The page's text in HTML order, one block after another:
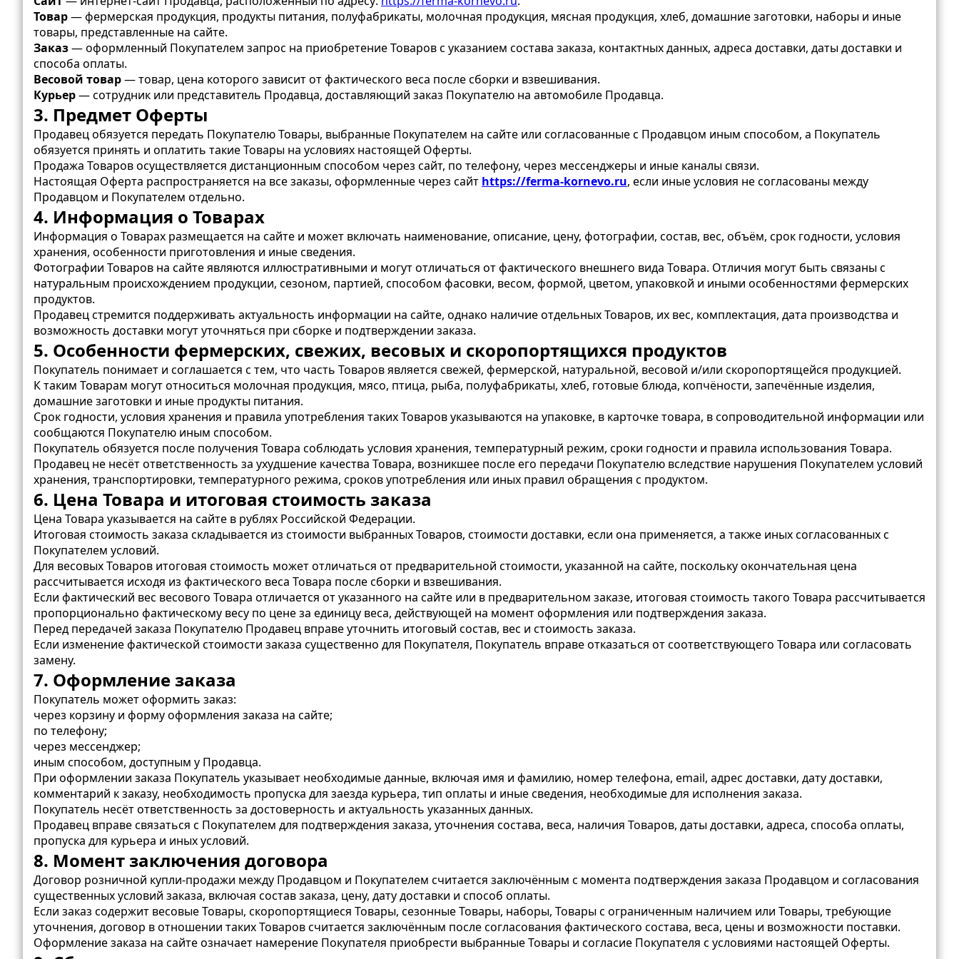
Товар— фермерская продукция, продукты питания, полуфабрикаты, молочная продукция, мясная продукция, хлеб, домашние заготовки, наборы и иные
товары, представленные на сайте.
Заказ— оформленный Покупателем запрос на приобретение Товаров с указанием состава заказа, контактных данных, адреса доставки, даты доставки и
способа оплаты.
Весовой товар— товар, цена которого зависит от фактического веса после сборки и взвешивания.
Курьер— сотрудник или представитель Продавца, доставляющий заказ Покупателю на автомобиле Продавца.
3. Предмет Оферты
Продавец обязуется передать Покупателю Товары, выбранные Покупателем на сайте или согласованные с Продавцом иным способом, а Покупатель
обязуется принять и оплатить такие Товары на условиях настоящей Оферты.
Продажа Товаров осуществляется дистанционным способом через сайт, по телефону, через мессенджеры и иные каналы связи.
Настоящая Оферта распространяется на все заказы, оформленные через сайт https://ferma-kornevo.ru, если иные условия не согласованы между
Продавцом и Покупателем отдельно.
4. Информация о Товарах
Информация о Товарах размещается на сайте и может включать наименование, описание, цену, фотографии, состав, вес, объём, срок годности, условия
хранения, особенности приготовления и иные сведения.
Фотографии Товаров на сайте являются иллюстративными и могут отличаться от фактического внешнего вида Товара. Отличия могут быть связаны с
натуральным происхождением продукции, сезоном, партией, способом фасовки, весом, формой, цветом, упаковкой и иными особенностями фермерских
продуктов.
Продавец стремится поддерживать актуальность информации на сайте, однако наличие отдельных Товаров, их вес, комплектация, дата производства и
возможность доставки могут уточняться при сборке и подтверждении заказа.
5. Особенности фермерских, свежих, весовых и скоропортящихся продуктов
Покупатель понимает и соглашается с тем, что часть Товаров является свежей, фермерской, натуральной, весовой и/или скоропортящейся продукцией.
К таким Товарам могут относиться молочная продукция, мясо, птица, рыба, полуфабрикаты, хлеб, готовые блюда, копчёности, запечённые изделия,
домашние заготовки и иные продукты питания.
Срок годности, условия хранения и правила употребления таких Товаров указываются на упаковке, в карточке товара, в сопроводительной информации или
сообщаются Покупателю иным способом.
Покупатель обязуется после получения Товара соблюдать условия хранения, температурный режим, сроки годности и правила использования Товара.
Продавец не несёт ответственность за ухудшение качества Товара, возникшее после его передачи Покупателю вследствие нарушения Покупателем условий
хранения, транспортировки, температурного режима, сроков употребления или иных правил обращения с продуктом.
6. Цена Товара и итоговая стоимость заказа
Цена Товара указывается на сайте в рублях Российской Федерации.
Итоговая стоимость заказа складывается из стоимости выбранных Товаров, стоимости доставки, если она применяется, а также иных согласованных с
Покупателем условий.
Для весовых Товаров итоговая стоимость может отличаться от предварительной стоимости, указанной на сайте, поскольку окончательная цена
рассчитывается исходя из фактического веса Товара после сборки и взвешивания.
Если фактический вес весового Товара отличается от указанного на сайте или в предварительном заказе, итоговая стоимость такого Товара рассчитывается
пропорционально фактическому весу по цене за единицу веса, действующей на момент оформления или подтверждения заказа.
Перед передачей заказа Покупателю Продавец вправе уточнить итоговый состав, вес и стоимость заказа.
Если изменение фактической стоимости заказа существенно для Покупателя, Покупатель вправе отказаться от соответствующего Товара или согласовать
замену.
7. Оформление заказа
Покупатель может оформить заказ:
через корзину и форму оформления заказа на сайте;
по телефону;
через мессенджер;
иным способом, доступным у Продавца.
При оформлении заказа Покупатель указывает необходимые данные, включая имя и фамилию, номер телефона, email, адрес доставки, дату доставки,
комментарий к заказу, необходимость пропуска для заезда курьера, тип оплаты и иные сведения, необходимые для исполнения заказа.
Покупатель несёт ответственность за достоверность и актуальность указанных данных.
Продавец вправе связаться с Покупателем для подтверждения заказа, уточнения состава, веса, наличия Товаров, даты доставки, адреса, способа оплаты,
пропуска для курьера и иных условий.
8. Момент заключения договора
Договор розничной купли-продажи между Продавцом и Покупателем считается заключённым с момента подтверждения заказа Продавцом и согласования
существенных условий заказа, включая состав заказа, цену, дату доставки и способ оплаты.
Если заказ содержит весовые Товары, скоропортящиеся Товары, сезонные Товары, наборы, Товары с ограниченным наличием или Товары, требующие
уточнения, договор в отношении таких Товаров считается заключённым после согласования фактического состава, веса, цены и возможности поставки.
Оформление заказа на сайте означает намерение Покупателя приобрести выбранные Товары и согласие Покупателя с условиями настоящей Оферты.